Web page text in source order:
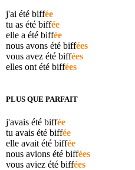
j'ai été biffée
tu as été biffée
elle a été biffée
nous avons été biffées
vous avez été biffées
elles ont été biffées
PLUS QUE PARFAIT
j'avais été biffée
tu avais été biffée
elle avait été biffée
nous avions été biffées
vous aviez été biffées